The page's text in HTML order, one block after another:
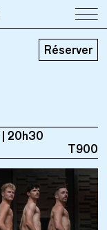
Réserver
20h30
T900